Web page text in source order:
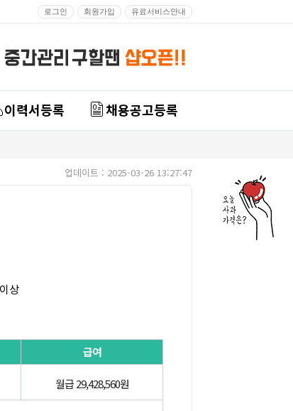
로그인 회원가입 유료서비스안내
이력서등록 채용공고등록
업데이트 : 2025-03-26 13:27:47
상
급여
월급 29,428,560원